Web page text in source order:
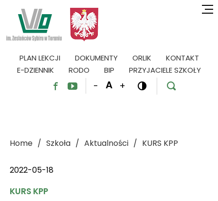
PLAN LEKCJI DOKUMENTY ORLIK
KONTAKT
E-DZIENNIK
RODO BIP PRZYJACIELE SZKOŁY
  - A +  
Home Szkoła Aktualności KURS KPP
2022-05-18
KURS KPP